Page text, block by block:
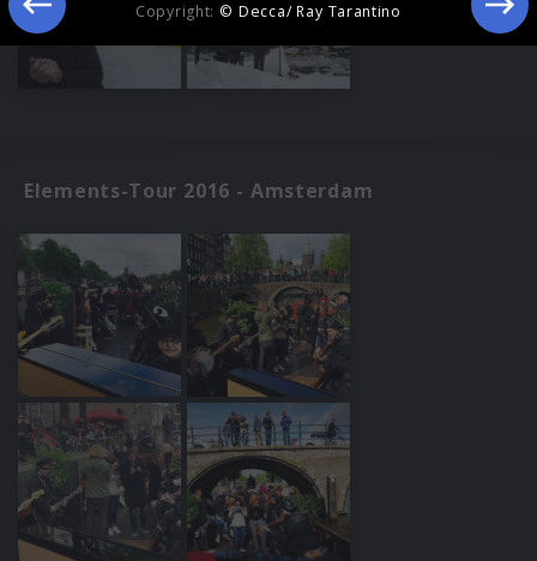
Elements-Tour 2016 - Amsterdam
Copyright: © Decca/ Ray Tarantino